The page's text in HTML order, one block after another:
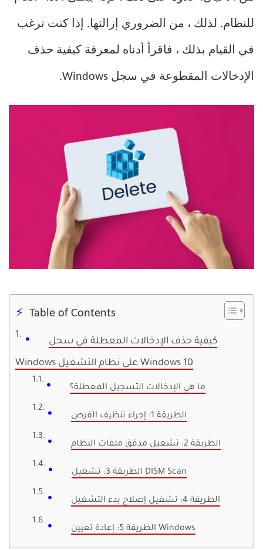
للنظام. لذلك ، من الضروري إزالتها. إذا كنت ترغب
في القيام بذلك ، فاقرأ أدناه لمعرفة كيفية حذف
الإدخالات المقطوعة في سجل Windows.
Table of Contents
كيفية حذف الإدخالات المعطلة في سجل
Windows على نظام التشغيل Windows 10
ما هي الإدخالات التسجيل المعطلة؟
الطريقة 1: إجراء تنظيف القرص
الطريقة 2: تشغيل مدقق ملفات النظام
الطريقة 3: تشغيل DISM Scan
الطريقة 4: تشغيل إصلاح بدء التشغيل
الطريقة 5: إعادة تعيين Windows